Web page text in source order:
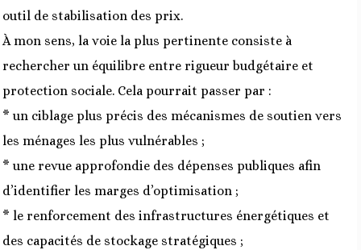
outil de stabilisation des prix.
À mon sens, la voie la plus pertinente consiste à
rechercher un équilibre entre rigueur budgétaire et
protection sociale. Cela pourrait passer par :
* un ciblage plus précis des mécanismes de soutien vers
les ménages les plus vulnérables ;
* une revue approfondie des dépenses publiques afin
d’identifier les marges d’optimisation ;
* le renforcement des infrastructures énergétiques et
des capacités de stockage stratégiques ;